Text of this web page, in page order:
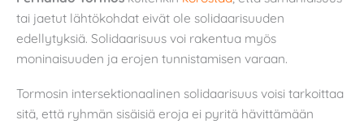
tai jaetut lähtökohdat eivät ole solidaarisuuden
edellytyksiä. Solidaarisuus voi rakentua myös
moninaisuuden ja erojen tunnistamisen varaan.
Tormosin intersektionaalinen solidaarisuus voisi tarkoittaa
sitä, että ryhmän sisäisiä eroja ei pyritä hävittämään